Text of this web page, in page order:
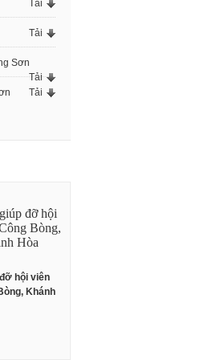
Tải
Tải
Sơn
Tải
Tải
hội viên
Khánh